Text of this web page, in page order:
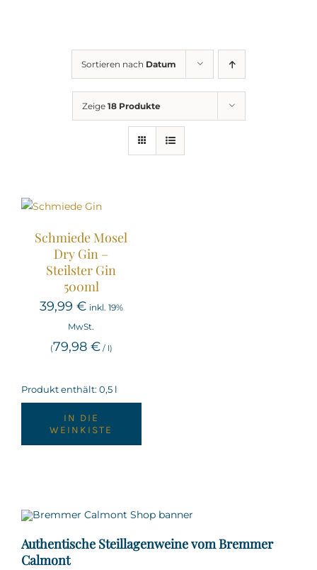
Sortieren nach Datum
Zeige 18 Produkte
Schmiede Mosel
Dry Gin –
Steilster Gin
500ml
39,99 € inkl. 19%
MwSt.
(79,98 €/ l)
Produkt enthält: 0,5 l
IN DIE
WEINKISTE
Authentische Steillagenweine vom Bremmer
Calmont